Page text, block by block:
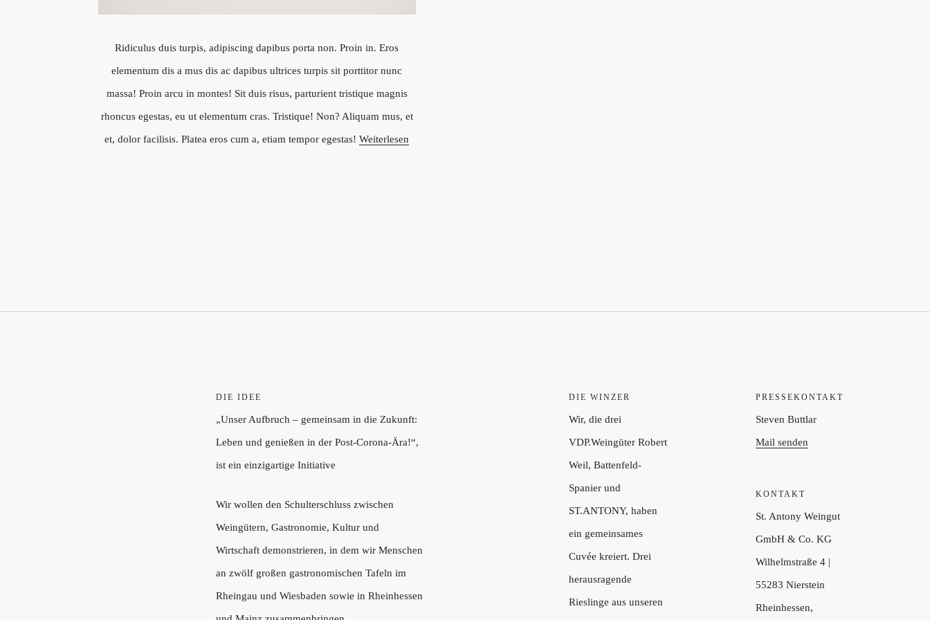
Ridiculus duis turpis, adipiscing dapibus porta non. Proin in. Eros
elementum dis a mus dis ac dapibus ultrices turpis sit porttitor nunc
massa! Proin arcu in montes! Sit duis risus, parturient tristique magnis
rhoncus egestas, eu ut elementum cras. Tristique! Non? Aliquam mus, et
et, dolor facilisis. Platea eros cum a, etiam tempor egestas!Weiterlesen
DIE IDEE
„Unser Aufbruch – gemeinsam in die Zukunft:
Leben und genießen in der Post-Corona-Ära!“,
ist ein einzigartige Initiative
Wir wollen den Schulterschluss zwischen
Weingütern, Gastronomie, Kultur und
Wirtschaft demonstrieren, in dem wir Menschen
an zwölf großen gastronomischen Tafeln im
Rheingau und Wiesbaden sowie in Rheinhessen
DIE WINZER
Wir, die drei
VDP.Weingüter Robert
Weil, Battenfeld-
Spanier und
ST.ANTONY, haben
ein gemeinsames
Cuvée kreiert. Drei
herausragende
Rieslinge aus unseren
PRESSEKONTAKT
Steven Buttlar
Mail senden
KONTAKT
St. Antony Weingut
GmbH & Co. KG
Wilhelmstraße 4 |
55283 Nierstein
Rheinhessen,